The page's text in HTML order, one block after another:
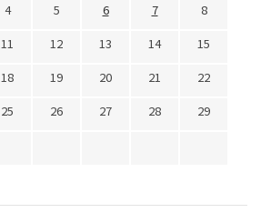
4 5 6 7
8
11 12 13 14
15
18 19 20 21
22
25 26 27 28
29